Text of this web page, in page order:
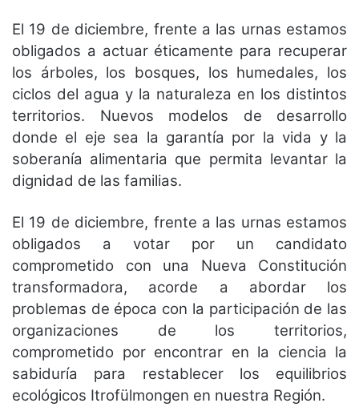
El 19 de diciembre, frente a las urnas estamos
obligados a actuar éticamente para recuperar
los árboles, los bosques, los humedales, los
ciclos del agua y la naturaleza en los distintos
territorios. Nuevos modelos de desarrollo
donde el eje sea la garantía por la vida y la
soberanía alimentaria que permita levantar la
dignidad de las familias.
El 19 de diciembre, frente a las urnas estamos
obligados a votar por un candidato
comprometido con una Nueva Constitución
transformadora, acorde a abordar los
problemas de época con la participación de las
organizaciones de los territorios,
comprometido por encontrar en la ciencia la
sabiduría para restablecer los equilibrios
ecológicos Itrofülmongen en nuestra Región.